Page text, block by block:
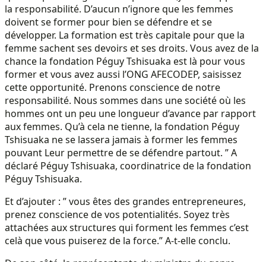
la responsabilité. D’aucun n’ignore que les femmes
doivent se former pour bien se défendre et se
développer. La formation est très capitale pour que la
femme sachent ses devoirs et ses droits. Vous avez de la
chance la fondation Péguy Tshisuaka est là pour vous
former et vous avez aussi l’ONG AFECODEP, saisissez
cette opportunité. Prenons conscience de notre
responsabilité. Nous sommes dans une société où les
hommes ont un peu une longueur d’avance par rapport
aux femmes. Qu’à cela ne tienne, la fondation Péguy
Tshisuaka ne se lassera jamais à former les femmes
pouvant Leur permettre de se défendre partout. ” A
déclaré Péguy Tshisuaka, coordinatrice de la fondation
Péguy Tshisuaka.
Et d’ajouter : ” vous êtes des grandes entrepreneures,
prenez conscience de vos potentialités. Soyez très
attachées aux structures qui forment les femmes c’est
celà que vous puiserez de la force.” A-t-elle conclu.